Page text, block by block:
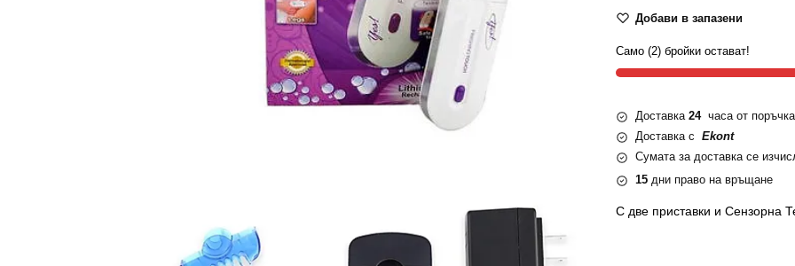
Добави в запазени
Само (2) бройки остават!
Доставка 24часа от
Доставка с Ekont
Сумата за доставка се
15дни право на връщане
С две приставки и Сензорна